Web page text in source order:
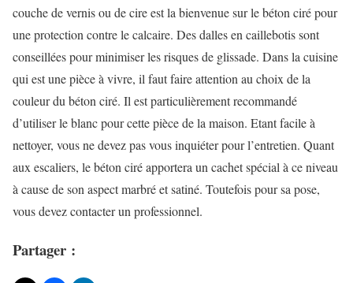
couche de vernis ou de cire est la bienvenue sur le béton ciré pour
une protection contre le calcaire. Des dalles en caillebotis sont
conseillées pour minimiser les risques de glissade. Dans la cuisine
qui est une pièce à vivre, il faut faire attention au choix de la
couleur du béton ciré. Il est particulièrement recommandé
d’utiliser le blanc pour cette pièce de la maison. Etant facile à
nettoyer, vous ne devez pas vous inquiéter pour l’entretien. Quant
aux escaliers, le béton ciré apportera un cachet spécial à ce niveau
à cause de son aspect marbré et satiné. Toutefois pour sa pose,
vous devez contacter un professionnel.
Partager :